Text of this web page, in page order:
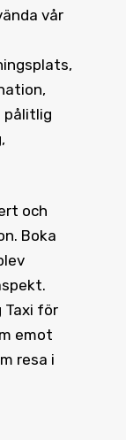
vår
pålitlig
och
Boka
Taxi för
emot
resa i